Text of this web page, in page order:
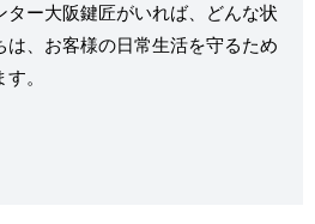
ター大阪鍵匠がいれば、どんな状
、お客様の日常生活を守るため
。